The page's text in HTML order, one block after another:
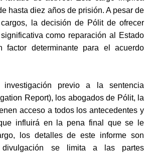
hasta diez años de prisión. A pesar de
la decisión de Pólit de ofrecer
como reparación al Estado
determinante para el acuerdo
previo a la sentencia
Report), los abogados de Pólit, la
acceso a todos los antecedentes y
influirá en la pena final que se le
los detalles de este informe son
se limita a las partes